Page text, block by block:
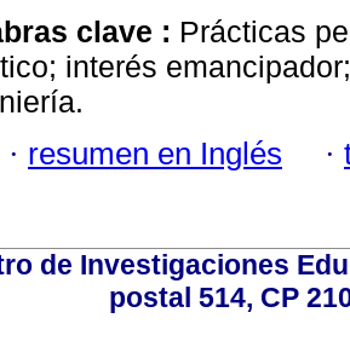
clave : Prácticas
interés
· resumen en Inglés ·
de Investigaciones
postal 514, CP